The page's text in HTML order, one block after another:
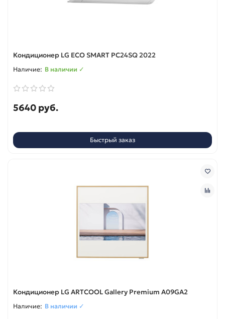
Кондиционер LG ECO SMART PC24SQ 2022
В наличии ✓
5640 руб.
Быстрый заказ
Кондиционер LG ARTCOOL Gallery Premium A09GA2
В наличии ✓